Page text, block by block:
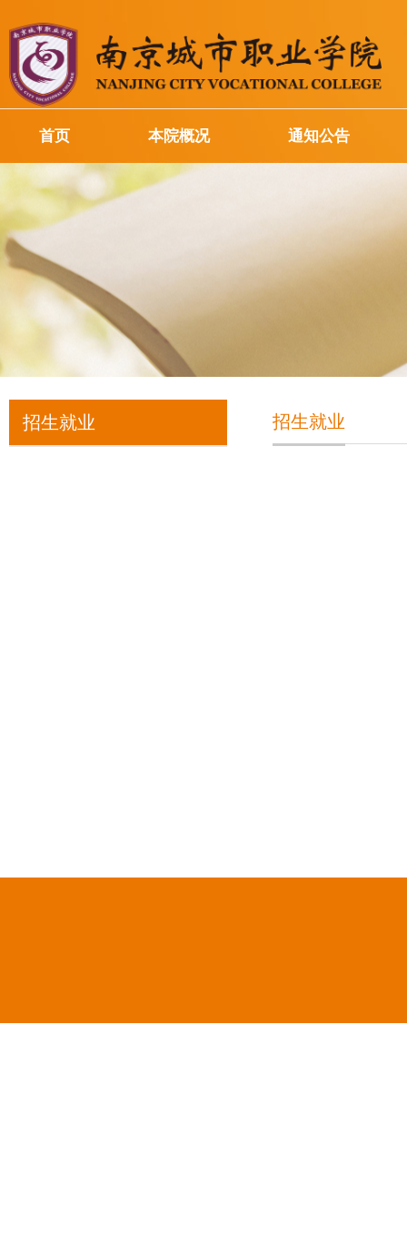
首页 本院概况 通知公告
招生就业 招生就业